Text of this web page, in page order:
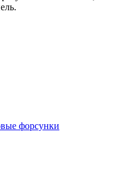
форсунки